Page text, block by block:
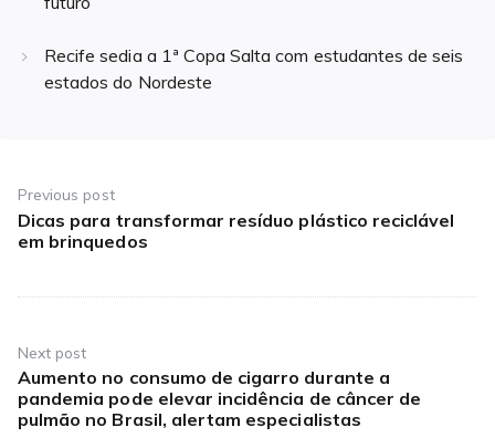
Recife sedia a 1ª Copa Salta com estudantes de seis
estados do Nordeste
de
Post
Previous post
Previous
post:
Dicas para transformar resíduo plástico reciclável
em brinquedos
Next post
Next
post:
Aumento no consumo de cigarro durante a
pandemia pode elevar incidência de câncer de
pulmão no Brasil, alertam especialistas